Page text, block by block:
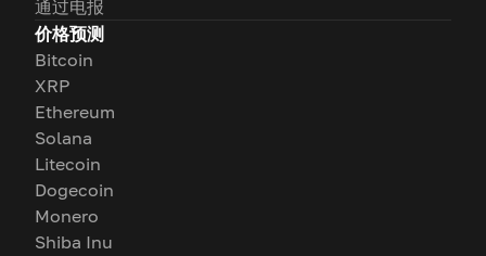
通过电报
价格预测
Bitcoin
XRP
Ethereum
Solana
Litecoin
Dogecoin
Monero
Shiba Inu